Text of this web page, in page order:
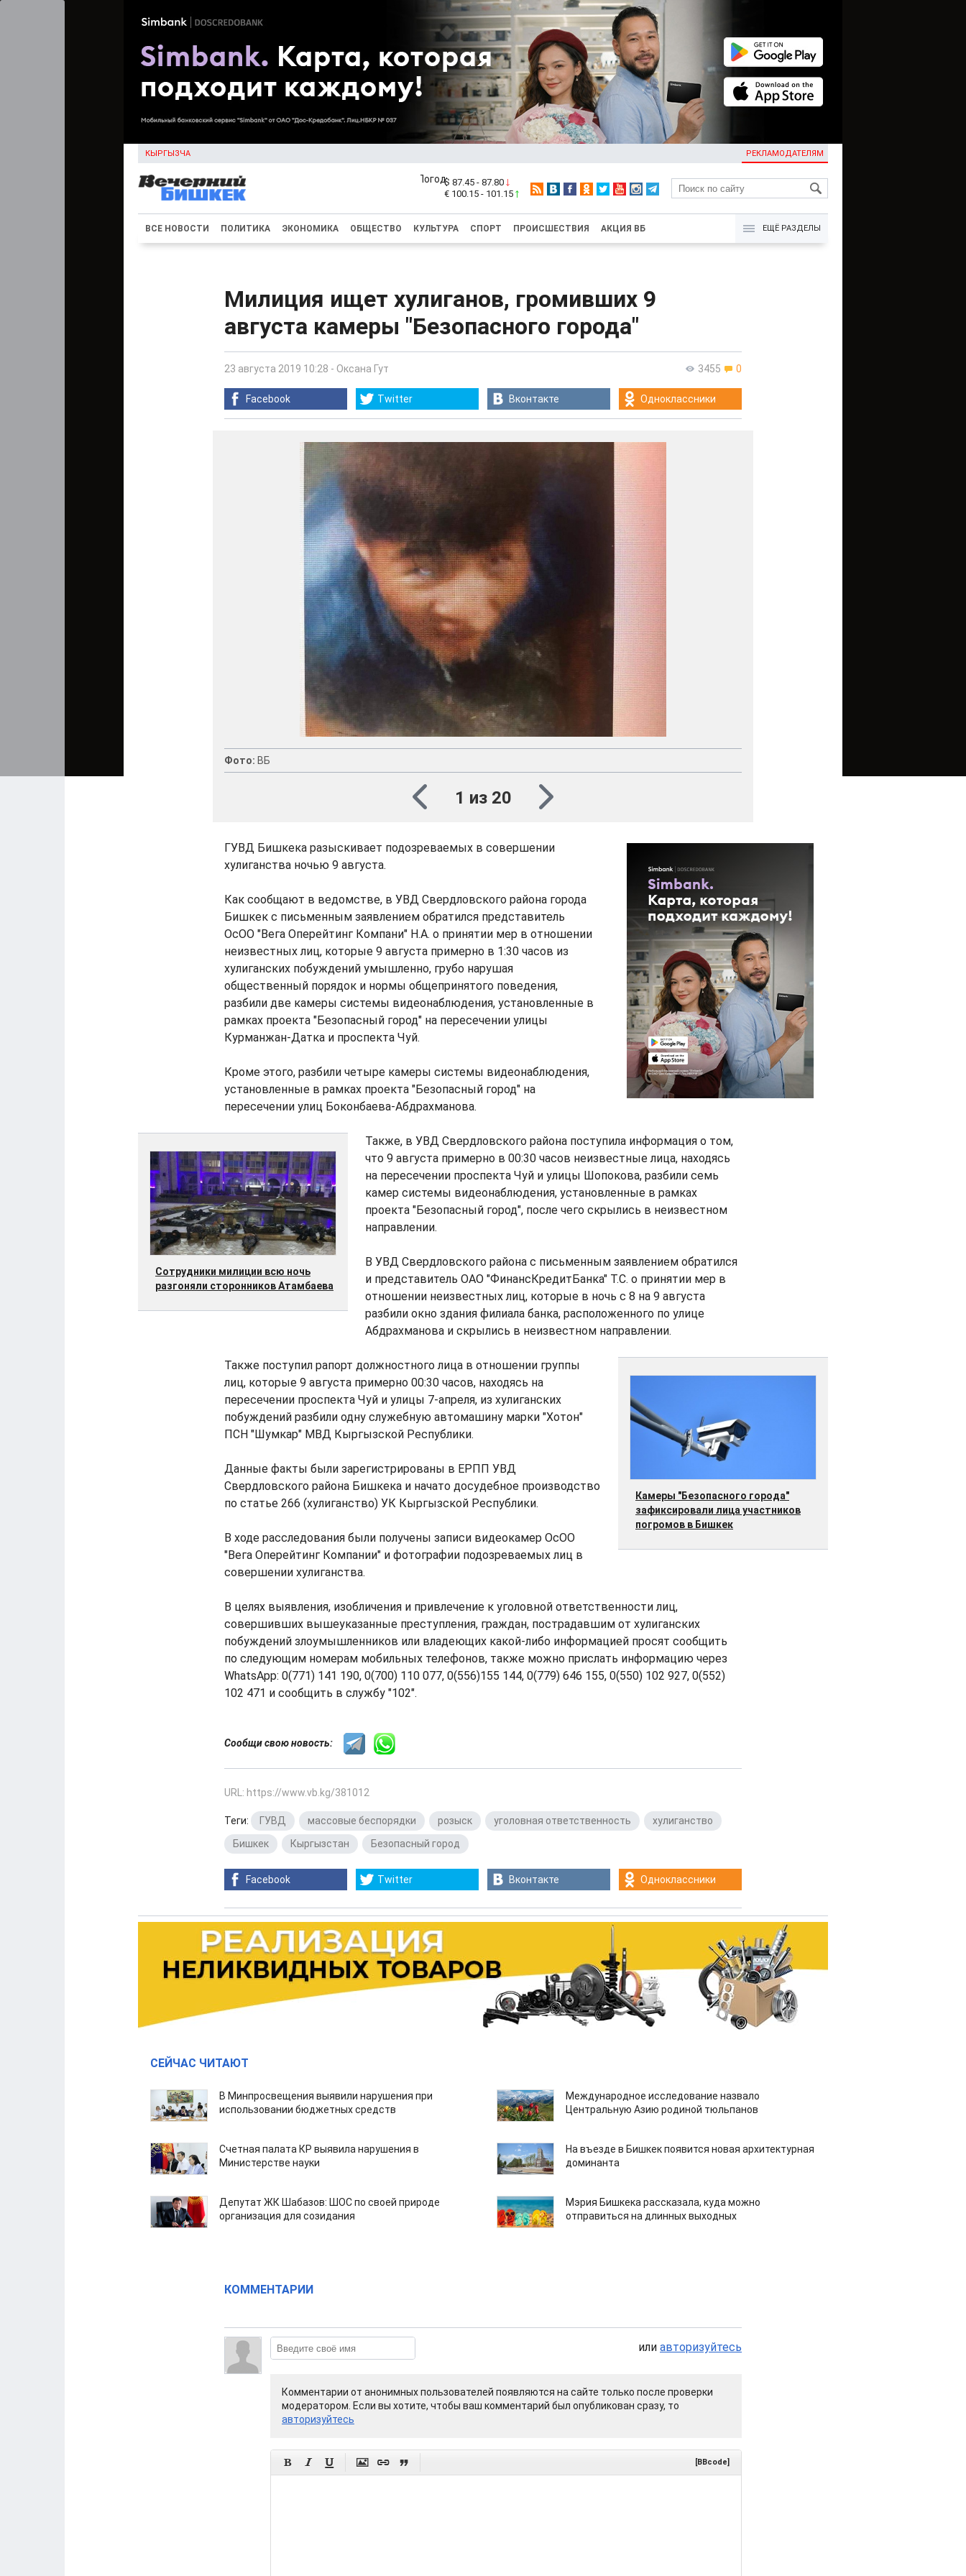
КЫРГЫЗЧА РЕКЛАМОДАТЕЛЯМ
KG
$ 87.45 - 87.80
€ 100.15 - 101.15
ВСЕ НОВОСТИ ПОЛИТИКА ЭКОНОМИКА ОБЩЕСТВО КУЛЬТУРА СПОРТ ПРОИСШЕСТВИЯ АКЦИЯ ВБ ЕЩЁ РАЗДЕЛЫ
Милиция ищет хулиганов, громивших 9
августа камеры "Безопасного города"
3455 0
23 августа 2019 10:28 - Оксана Гут
Facebook Twitter Вконтакте Одноклассники
Фото: ВБ
1 из 20
ГУВД Бишкека разыскивает подозреваемых в совершении
хулиганства ночью 9 августа.
Как сообщают в ведомстве, в УВД Свердловского района города
Бишкек с письменным заявлением обратился представитель
ОсОО "Вега Оперейтинг Компани" Н.А. о принятии мер в отношении
неизвестных лиц, которые 9 августа примерно в 1:30 часов из
хулиганских побуждений умышленно, грубо нарушая
общественный порядок и нормы общепринятого поведения,
разбили две камеры системы видеонаблюдения, установленные в
рамках проекта "Безопасный город" на пересечении улицы
Курманжан-Датка и проспекта Чуй.
Кроме этого, разбили четыре камеры системы видеонаблюдения,
установленные в рамках проекта "Безопасный город" на
пересечении улиц Боконбаева-Абдрахманова.
Сотрудники милиции всю ночь
разгоняли сторонников Атамбаева
Также, в УВД Свердловского района поступила информация о том,
что 9 августа примерно в 00:30 часов неизвестные лица, находясь
на пересечении проспекта Чуй и улицы Шопокова, разбили семь
камер системы видеонаблюдения, установленные в рамках
проекта "Безопасный город", после чего скрылись в неизвестном
направлении.
В УВД Свердловского района с письменным заявлением обратился
и представитель ОАО "ФинансКредитБанка" Т.С. о принятии мер в
отношении неизвестных лиц, которые в ночь с 8 на 9 августа
разбили окно здания филиала банка, расположенного по улице
Абдрахманова и скрылись в неизвестном направлении.
Камеры "Безопасного города"
зафиксировали лица участников
погромов в Бишкек
Также поступил рапорт должностного лица в отношении группы
лиц, которые 9 августа примерно 00:30 часов, находясь на
пересечении проспекта Чуй и улицы 7-апреля, из хулиганских
побуждений разбили одну служебную автомашину марки "Хотон"
ПСН "Шумкар" МВД Кыргызской Республики.
Данные факты были зарегистрированы в ЕРПП УВД
Свердловского района Бишкека и начато досудебное производство
по статье 266 (хулиганство) УК Кыргызской Республики.
В ходе расследования были получены записи видеокамер ОсОО
"Вега Оперейтинг Компании" и фотографии подозреваемых лиц в
совершении хулиганства.
В целях выявления, изобличения и привлечение к уголовной ответственности лиц,
совершивших вышеуказанные преступления, граждан, пострадавшим от хулиганских
побуждений злоумышленников или владеющих какой-либо информацией просят сообщить
по следующим номерам мобильных телефонов, также можно прислать информацию через
WhatsApp: 0(771) 141 190, 0(700) 110 077, 0(556)155 144, 0(779) 646 155, 0(550) 102 927, 0(552)
102 471 и сообщить в службу "102".
Сообщи свою новость:
URL: https://www.vb.kg/381012
Теги: ГУВД массовые беспорядки розыск уголовная ответственность хулиганство
Бишкек
Кыргызстан Безопасный город
Facebook Twitter Вконтакте Одноклассники
СЕЙЧАС ЧИТАЮТ
В Минпросвещения выявили нарушения при
использовании бюджетных средств
Международное исследование назвало
Центральную Азию родиной тюльпанов
Счетная палата КР выявила нарушения в
Министерстве науки
На въезде в Бишкек появится новая архитектурная
доминанта
Депутат ЖК Шабазов: ШОС по своей природе
организация для созидания
Мэрия Бишкека рассказала, куда можно
отправиться на длинных выходных
КОММЕНТАРИИ
или авторизуйтесь
Комментарии от анонимных пользователей появляются на сайте только после проверки
модератором. Если вы хотите, чтобы ваш комментарий был опубликован сразу, то
авторизуйтесь
      [BBcode]